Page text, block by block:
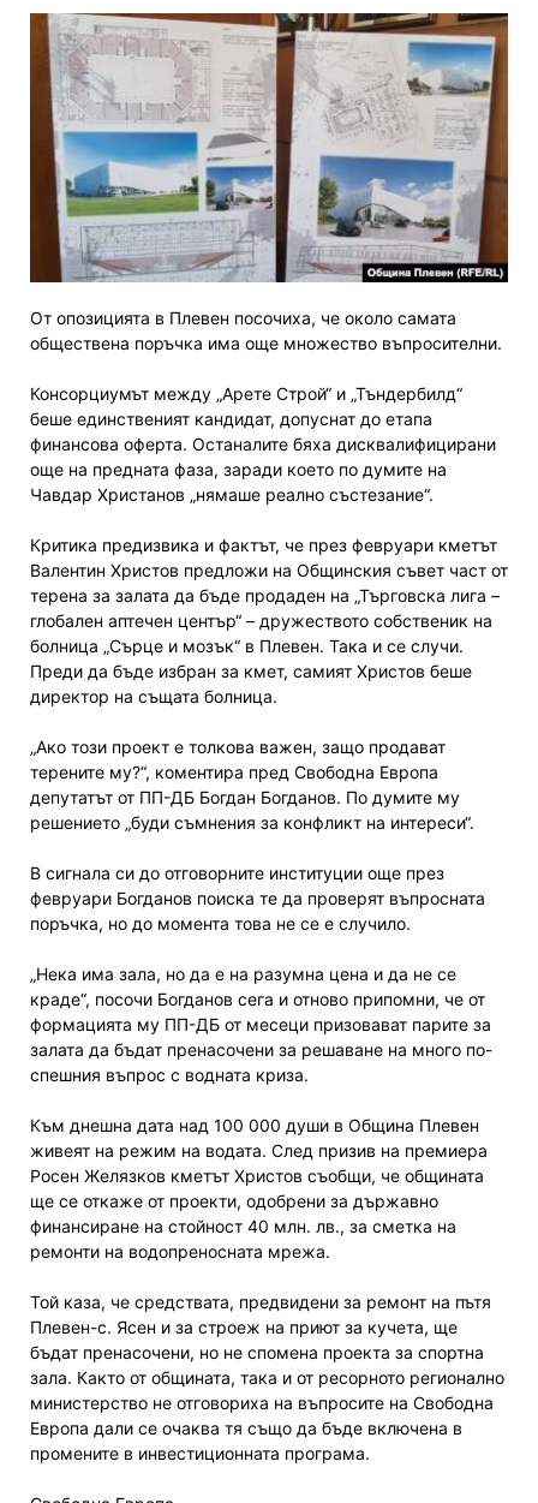
От опозицията в Плевен посочиха, че около самата
обществена поръчка има още множество въпросителни.
Консорциумът между „Арете Строй“ и „Тъндербилд“
беше единственият кандидат, допуснат до етапа
финансова оферта. Останалите бяха дисквалифицирани
още на предната фаза, заради което по думите на
Чавдар Христанов „нямаше реално състезание“.
Критика предизвика и фактът, че през февруари кметът
Валентин Христов предложи на Общинския съвет част от
терена за залата да бъде продаден на „Търговска лига –
глобален аптечен център“ – дружеството собственик на
болница „Сърце и мозък“ в Плевен. Така и се случи.
Преди да бъде избран за кмет, самият Христов беше
директор на същата болница.
„Ако този проект е толкова важен, защо продават
терените му?“, коментира пред Свободна Европа
депутатът от ПП-ДБ Богдан Богданов. По думите му
решението „буди съмнения за конфликт на интереси“.
В сигнала си до отговорните институции още през
февруари Богданов поиска те да проверят въпросната
поръчка, но до момента това не се е случило.
„Нека има зала, но да е на разумна цена и да не се
краде“, посочи Богданов сега и отново припомни, че от
формацията му ПП-ДБ от месеци призовават парите за
залата да бъдат пренасочени за решаване на много по-
спешния въпрос с водната криза.
Към днешна дата над 100 000 души в Община Плевен
живеят на режим на водата. След призив на премиера
Росен Желязков кметът Христов съобщи, че общината
ще се откаже от проекти, одобрени за държавно
финансиране на стойност 40 млн. лв., за сметка на
ремонти на водопреносната мрежа.
Той каза, че средствата, предвидени за ремонт на пътя
Плевен-с. Ясен и за строеж на приют за кучета, ще
бъдат пренасочени, но не спомена проекта за спортна
зала. Както от общината, така и от ресорното регионално
министерство не отговориха на въпросите на Свободна
Европа дали се очаква тя също да бъде включена в
промените в инвестиционната програма.